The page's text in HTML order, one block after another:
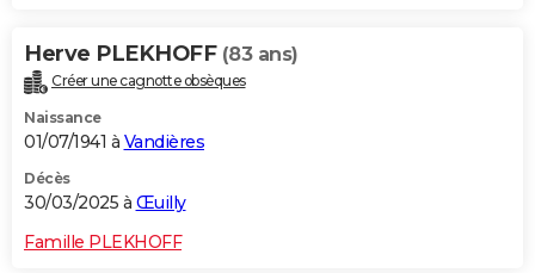
Herve PLEKHOFF (83 ans)
Créer une cagnotte obsèques
Naissance
01/07/1941 à Vandières
Décès
30/03/2025 à Œuilly
Famille PLEKHOFF